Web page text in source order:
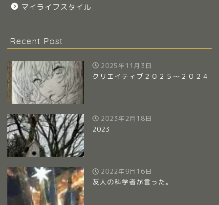
マイライフスタイル
Recent Post
2025年11月3日
クリエイティブ２０２５～２０２４
2023年2月18日
2023
2022年9月16日
友人の科学者が言った。